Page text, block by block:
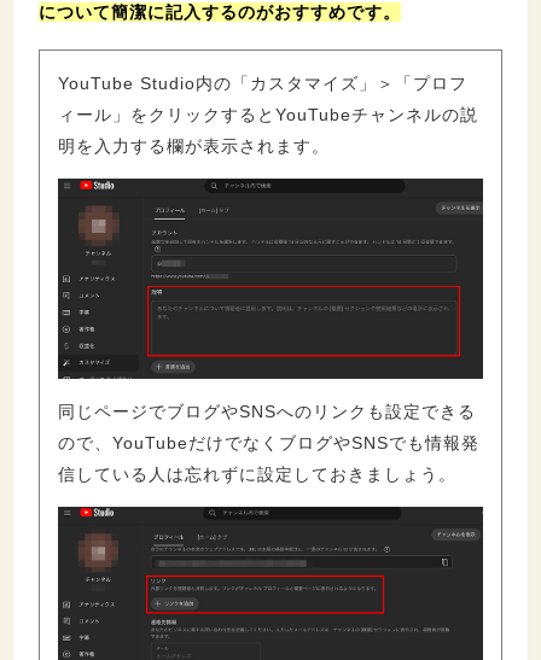
について簡潔に記入するのがおすすめです。
YouTube Studio内の「カスタマイズ」＞「プロフ
ィール」をクリックするとYouTubeチャンネルの説
明を入力する欄が表示されます。
同じページでブログやSNSへのリンクも設定できる
ので、YouTubeだけでなくブログやSNSでも情報発
信している人は忘れずに設定しておきましょう。